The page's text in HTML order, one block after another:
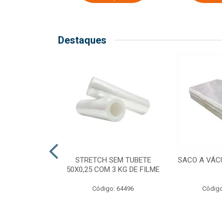
Destaques
STRETCH SEM TUBETE
50X0,25 COM 3 KG DE FILME
Código: 64496
SACO A